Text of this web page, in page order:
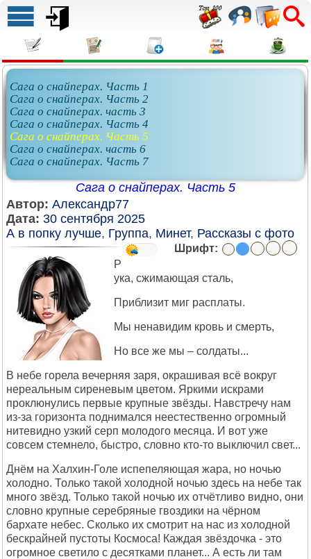
Сага о снайперах. Часть 1
Сага о снайперах. Часть 2
Сага о снайперах. часть 3
Сага о снайперах. Часть 4
Сага о снайперах. Часть 5
Сага о снайперах. часть 6
Сага о снайперах. Часть 7
Сага о снайперах. Часть 5
Автор: Александр77
Дата: 30 сентября 2025
А в попку лучше, Группа, Минет, Рассказы с фото
Шрифт:
Р
ука, сжимающая сталь,
Приблизит миг расплаты.
Мы ненавидим кровь и смерть,
Но все же мы – солдаты...
В небе горела вечерняя заря, окрашивая всё вокруг
нереальным сиреневым цветом. Яркими искрами
проклюнулись первые крупные звёзды. Навстречу нам
из-за горизонта поднимался неестественно огромный
нитевидно узкий серп молодого месяца. И вот уже
совсем стемнело, быстро, словно кто-то выключил свет...
Днём на Халхин-Голе испепеляющая жара, но ночью
холодно. Только такой холодной ночью здесь на небе так
много звёзд. Только такой ночью их отчётливо видно, они
словно крупные серебряные гвоздики на чёрном
бархате небес. Сколько их смотрит на нас из холодной
бескрайней пустоты Космоса! Каждая звёздочка - это
огромное светило с десятками планет... А есть ли там